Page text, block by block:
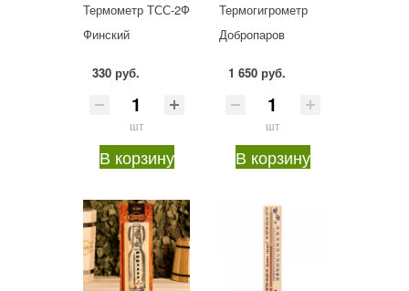
Термометр ТСС-2Ф
Финский
330 руб.
шт
В корзину
Термогигрометр
Добропаров
1 650 руб.
шт
В корзину